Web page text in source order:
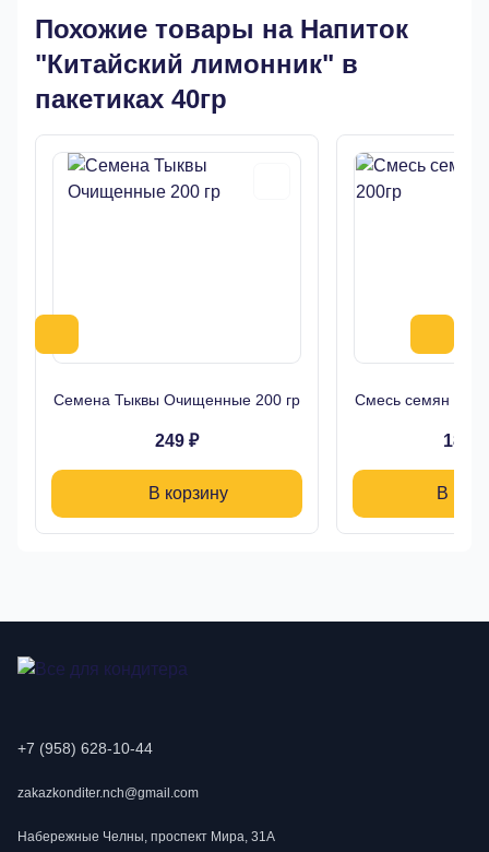
Похожие товары на Напиток
"Китайский лимонник" в
пакетиках 40гр
Семена Тыквы Очищенные 200 гр
249 ₽
В корзину
Смесь семян Для
189 ₽
В
+7 (958) 628-10-44
zakazkonditer.nch@gmail.com
Набережные Челны, проспект Мира, 31А